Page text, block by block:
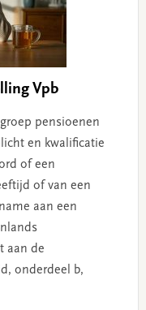
Vpb
pensioenen
en kwalificatie
of een
of van een
aan een
aan de
onderdeel b,